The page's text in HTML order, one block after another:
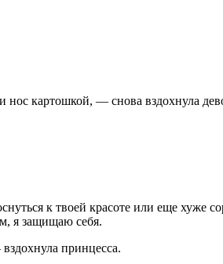
картошкой, — снова вздохнула
к твоей красоте или еще хуже
я защищаю себя.
принцесса.